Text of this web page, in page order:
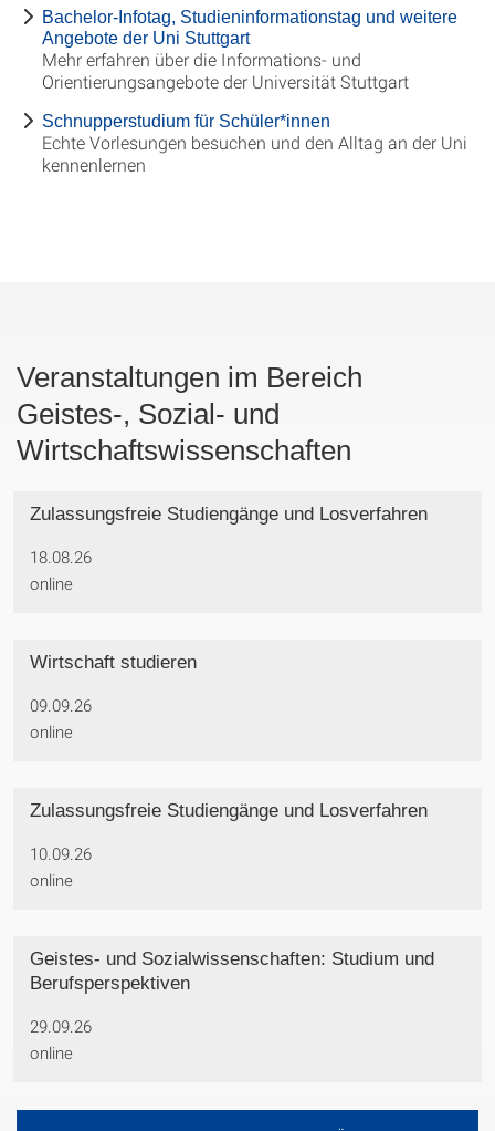
Bachelor-Infotag, Studieninformationstag und weitere
Angebote der Uni Stuttgart
Mehr erfahren über die Informations- und
Orientierungsangebote der Universität Stuttgart
Schnupperstudium für Schüler*innen
Echte Vorlesungen besuchen und den Alltag an der Uni
kennenlernen
Veranstaltungen im Bereich
Geistes-, Sozial- und
Wirtschaftswissenschaften
Zulassungsfreie Studiengänge und Losverfahren
18.08.26
online
Wirtschaft studieren
09.09.26
online
Zulassungsfreie Studiengänge und Losverfahren
10.09.26
online
Geistes- und Sozialwissenschaften: Studium und
Berufsperspektiven
29.09.26
online